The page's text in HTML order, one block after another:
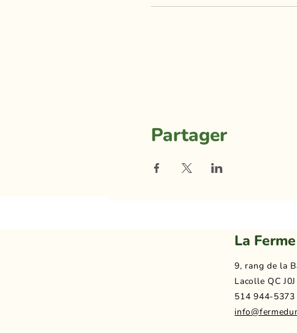
Partager
La
9, rang de la
Lacolle QC
514 944-5373